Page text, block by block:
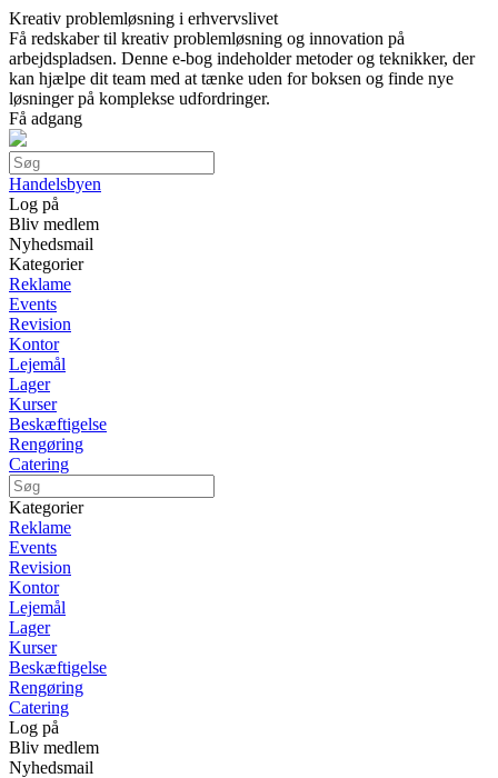
Kreativ problemløsning i erhvervslivet
Få redskaber til kreativ problemløsning og innovation på
arbejdspladsen. Denne e-bog indeholder metoder og teknikker, der
kan hjælpe dit team med at tænke uden for boksen og finde nye
løsninger på komplekse udfordringer.
Få adgang
Handelsbyen
Log på
Bliv medlem
Nyhedsmail
Kategorier
Reklame
Events
Revision
Kontor
Lejemål
Lager
Kurser
Beskæftigelse
Rengøring
Catering
Kategorier
Reklame
Events
Revision
Kontor
Lejemål
Lager
Kurser
Beskæftigelse
Rengøring
Catering
Log på
Bliv medlem
Nyhedsmail